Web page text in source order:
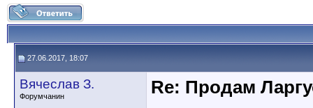
27.06.2017, 18:07
Вячеслав З.
Форумчанин
Re: Продам